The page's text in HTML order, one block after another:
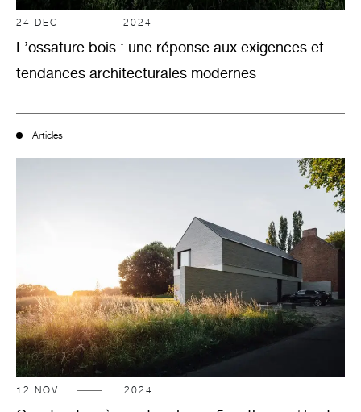
24 DEC 2024
L’ossature bois : une réponse aux exigences et
tendances architecturales modernes
Articles
12 NOV 2024